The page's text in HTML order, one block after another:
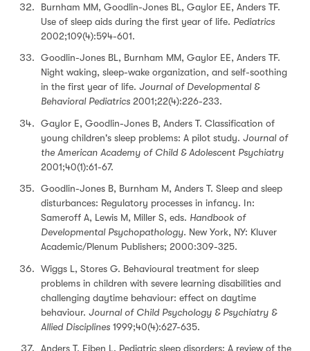
Burnham MM, Goodlin-Jones BL, Gaylor EE, Anders TF.
Use of sleep aids during the first year of life. Pediatrics
2002;109(4):594-601.
Goodlin-Jones BL, Burnham MM, Gaylor EE, Anders TF.
Night waking, sleep-wake organization, and self-soothing
in the first year of life. Journal of Developmental &
Behavioral Pediatrics 2001;22(4):226-233.
Gaylor E, Goodlin-Jones B, Anders T. Classification of
young children's sleep problems: A pilot study. Journal of
the American Academy of Child & Adolescent Psychiatry
2001;40(1):61-67.
Goodlin-Jones B, Burnham M, Anders T. Sleep and sleep
disturbances: Regulatory processes in infancy. In:
Sameroff A, Lewis M, Miller S, eds. Handbook of
Developmental Psychopathology. New York, NY: Kluver
Academic/Plenum Publishers; 2000:309-325.
Wiggs L, Stores G. Behavioural treatment for sleep
problems in children with severe learning disabilities and
challenging daytime behaviour: effect on daytime
behaviour. Journal of Child Psychology & Psychiatry &
Allied Disciplines 1999;40(4):627-635.
Anders T, Eiben L. Pediatric sleep disorders: A review of the